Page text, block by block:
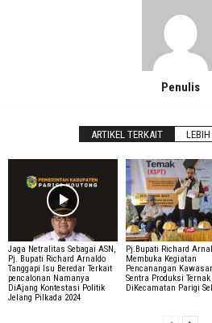
Penulis
ARTIKEL TERKAIT
Jaga Netralitas Sebagai ASN,
Pj. Bupati Richard Arnaldo
Tanggapi Isu Beredar Terkait
pencalonan Namanya
DiAjang Kontestasi Politik
Jelang Pilkada 2024
Pj.Bupati Richard
Membuka Kegiatan
Pencanangan
Sentra Produksi Ternak
DiKecamatan Parigi